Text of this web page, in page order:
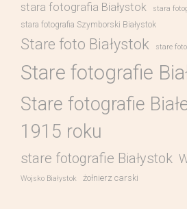
stara fotografia Białystok stara
stara fotografia Szymborski Białystok
Stare foto Białystok stare
Stare fotografie
Stare fotografie
1915 roku
stare fotografie Białystok
Wojsko Białystok żołnierz carski